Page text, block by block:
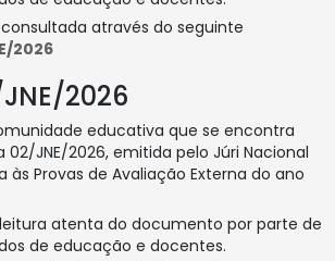
através do seguinte
2026
2026
educativa que se encontra
02/JNE/2026, emitida pelo Júri Nacional
às Provas de Avaliação Externa do ano
atenta do documento por parte de
de educação e docentes.